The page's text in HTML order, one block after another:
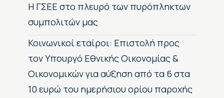
H ΓΣΕΕ στο πλευρό των πυρόπληκτων
συμπολιτών μας
Κοινωνικοί εταίροι: Επιστολή προς
τον Υπουργό Εθνικής Οικονομίας &
Οικονομικών για αύξηση από τα 6 στα
10 ευρώ του ημερήσιου ορίου παροχής